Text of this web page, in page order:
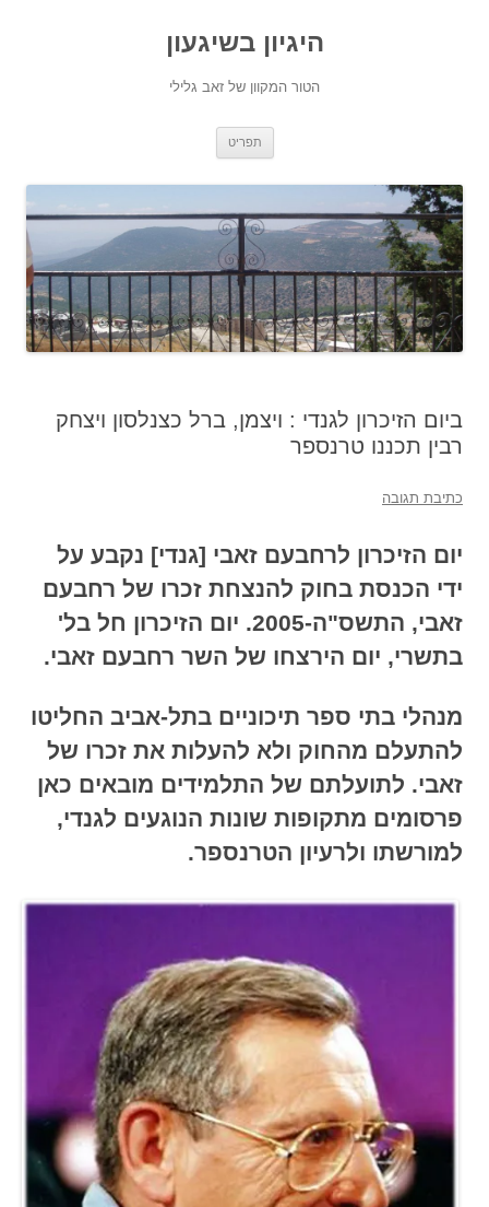
היגיון בשיגעון
הטור המקוון של זאב גלילי
תפריט
לתוכן
ביום הזיכרון לגנדי : ויצמן, ברל כצנלסון ויצחק
רבין תכננו טרנספר
כתיבת תגובה
ום הזיכרון לרחבעם זאבי [גנדי] נקבע על
ידי הכנסת בחוק להנצחת זכרו של רחבעם
זאבי, התשס"ה-2005. יום הזיכרון חל בל'
בתשרי, יום הירצחו של השר רחבעם זאבי.
מנהלי בתי ספר תיכוניים בתל-אביב החליטו
להתעלם מהחוק ולא להעלות את זכרו של
זאבי. לתועלתם של התלמידים מובאיםכאן
פרסומים מתקופות שונות הנוגעים לגנדי,
למורשתו ולרעיון הטרנספר.